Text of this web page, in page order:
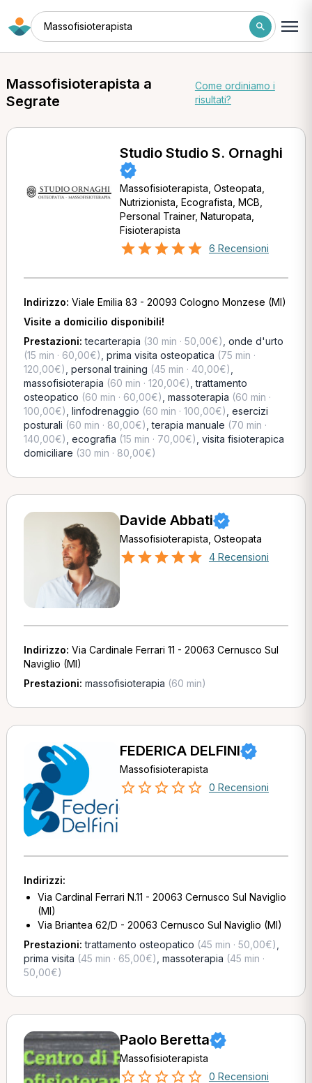
Massofisioterapista
Massofisioterapista a
Segrate
Come ordiniamo i
risultati?
Studio Studio S. Ornaghi
Massofisioterapista, Osteopata,
Nutrizionista, Ecografista, MCB,
Personal Trainer, Naturopata,
Fisioterapista
6 Recensioni
Indirizzo: Viale Emilia 83 - 20093 Cologno Monzese (MI)
Visite a domicilio disponibili!
Prestazioni:tecarterapia (30 min · 50,00€) onde d'urto
(15 min · 60,00€) prima visita osteopatica (75 min ·
120,00€) personal training (45 min · 40,00€)
massofisioterapia (60 min · 120,00€) ,trattamento
osteopatico (60 min · 60,00€) massoterapia (60 min ·
100,00€) linfodrenaggio (60 min · 100,00€) esercizi
posturali (60 min · 80,00€) ,terapia manuale (70 min ·
140,00€) ecografia (15 min · 70,00€) visita fisioterapica
domiciliare (30 min · 80,00€)
Davide Abbati
Massofisioterapista, Osteopata
4 Recensioni
Indirizzo: Via Cardinale Ferrari 11 - 20063 Cernusco Sul
Naviglio (MI)
Prestazioni: massofisioterapia (60 min)
FEDERICA DELFINI
Massofisioterapista
0 Recensioni
Indirizzi:
Via Cardinal Ferrari N.11 - 20063 Cernusco Sul Naviglio
(MI)
Via Briantea 62/D - 20063 Cernusco Sul Naviglio (MI)
Prestazioni:trattamento osteopatico (45 min · 50,00€)
prima visita (45 min · 65,00€) massoterapia (45 min ·
50,00€)
Paolo Beretta
Massofisioterapista
0 Recensioni